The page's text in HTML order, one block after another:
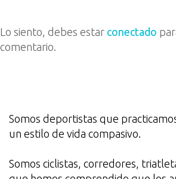
Lo siento, debes estar conectado
comentario.
Somos deportistas que
un estilo de vida compasivo.
Somos ciclistas, corredores,